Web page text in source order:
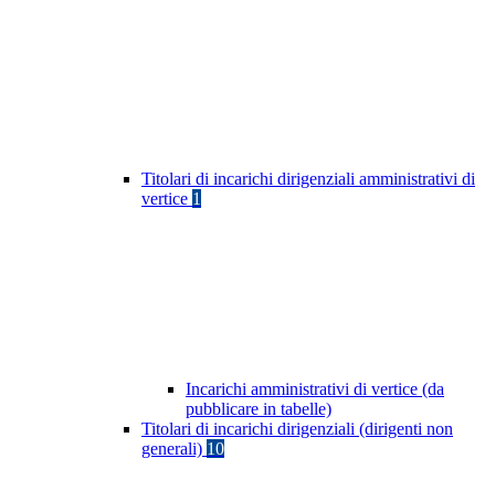
Titolari di incarichi dirigenziali amministrativi di
vertice 1
Incarichi amministrativi di vertice (da
pubblicare in tabelle)
Titolari di incarichi dirigenziali (dirigenti non
generali) 10